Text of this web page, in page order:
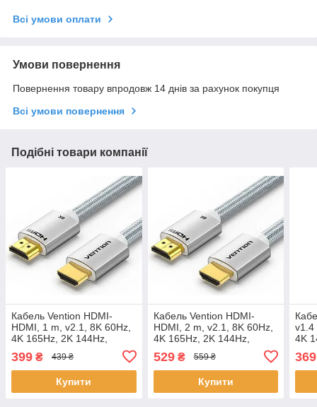
Всі умови оплати
Умови повернення
Повернення товару впродовж 14 днів за рахунок покупця
Всі умови повернення
Подібні товари компанії
Кабель Vention HDMI-
HDMI, 1 m, v2.1, 8K 60Hz,
4K 165Hz, 2K 144Hz,
399 ₴ 439 ₴
Купити
Кабель Vention HDMI-
HDMI, 2 m, v2.1, 8K 60Hz,
4K 165Hz, 2K 144Hz,
529₴ 559 ₴
Купити
v1.4
4K
369